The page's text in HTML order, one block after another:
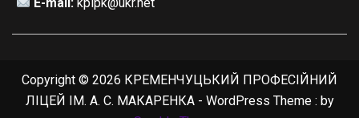
Copyright © 2026 КРЕМЕНЧУЦЬКИЙ ПРОФЕСІЙНИЙ
ЛІЦЕЙ ІМ. А. С. МАКАРЕНКА - WordPress Theme : by